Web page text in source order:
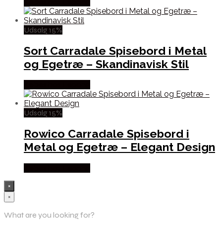
Udsalg 15%
Sort Carradale Spisebord i Metal
og Egetræ – Skandinavisk Stil
Udsalg 15%
Rowico Carradale Spisebord i
Metal og Egetræ – Elegant Design
×
×
What are you looking for?